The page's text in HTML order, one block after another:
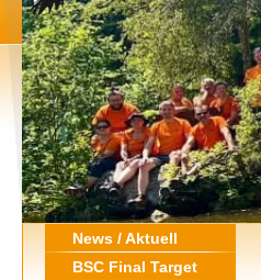
News / Aktuell
BSC Final Target